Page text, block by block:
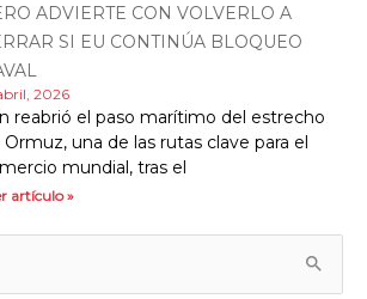
ADVIERTE CON VOLVERLO A
SI EU CONTINÚA BLOQUEO
2026
reabrió el paso marítimo del estrecho
Ormuz, una de las rutas clave para el
mundial, tras el
artículo »